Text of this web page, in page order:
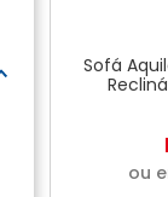
Sofá
ou